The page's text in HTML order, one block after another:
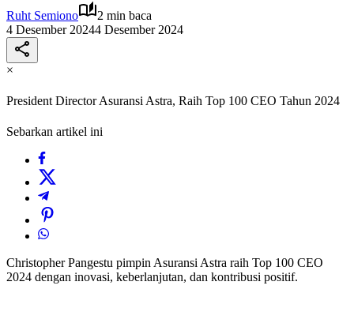
Ruht Semiono
2 min baca
4 Desember 20244 Desember 2024
×
President Director Asuransi Astra, Raih Top 100 CEO Tahun 2024
Sebarkan artikel ini
Christopher Pangestu pimpin Asuransi Astra raih Top 100 CEO
2024 dengan inovasi, keberlanjutan, dan kontribusi positif.